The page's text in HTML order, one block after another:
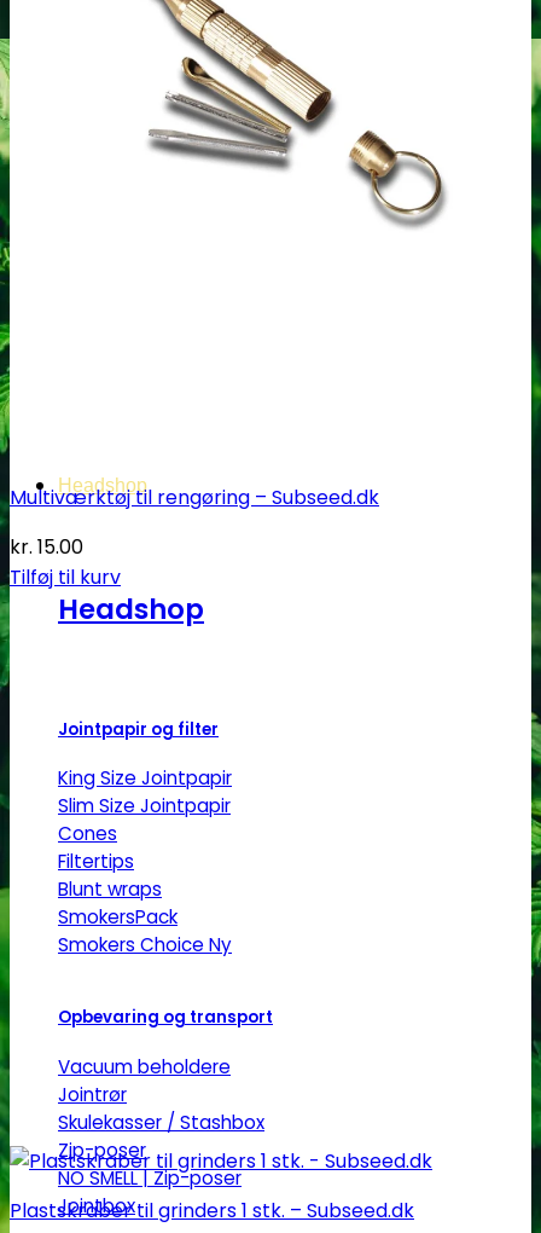
Headshop
Headshop
Jointpapir og filter
King Size Jointpapir
Slim Size Jointpapir
Cones
Filtertips
Blunt wraps
SmokersPack
Smokers Choice
Opbevaring og transport
Vacuum beholdere
Jointrør
Skulekasser / Stashbox
Zip-poser
NO SMELL | Zip-poser
Jointbox
Multiværktøj til rengøring – Subseed.dk
kr. 15.00
Tilføj til kurv
Plastskraber til grinders 1 stk. – Subseed.dk